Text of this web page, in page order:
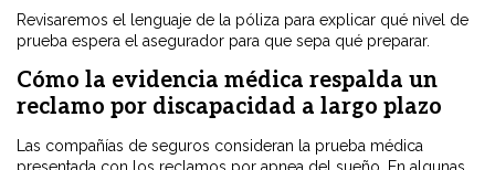
Revisaremos el lenguaje de la póliza para explicar qué nivel de
prueba espera el asegurador para que sepa qué preparar.
Cómo la evidencia médica respalda un
reclamo por discapacidad a largo plazo
Las compañías de seguros consideran la prueba médica
presentada con los reclamos por apnea del sueño. En algunas